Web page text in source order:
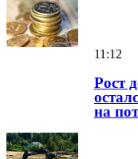
11:12
Рост
на